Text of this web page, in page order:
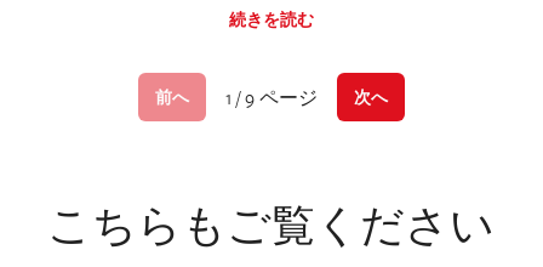
続きを読む
前へ 1 / 9 ページ 次へ
こちらもご覧ください